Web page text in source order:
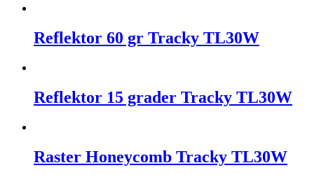
Reflektor 60 gr Tracky TL30W
Reflektor 15 grader Tracky TL30W
Raster Honeycomb Tracky TL30W